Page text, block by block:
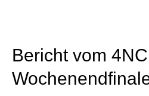
Bericht vom